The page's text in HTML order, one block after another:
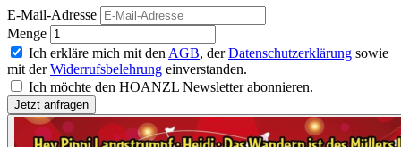
E-Mail-Adresse
Menge
Ich erkläre mich mit den AGB, derDatenschutzerklärung sowie
mit derWiderrufsbelehrung einverstanden.
Ich möchte den HOANZL Newsletter abonnieren.